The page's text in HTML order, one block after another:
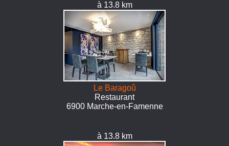
à 13.8 km
Le Baragoû
Restaurant
6900 Marche-en-Famenne
à 13.8 km